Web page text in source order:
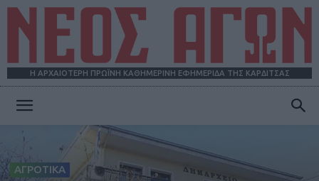
Η ΑΡΧΑΙΟΤΕΡΗ ΠΡΩΪΝΗ ΚΑΘΗΜΕΡΙΝΗ ΕΦΗΜΕΡΙΔΑ ΤΗΣ ΚΑΡΔΙΤΣΑΣ
ΑΓΩΝ
ΑΓΡΟΤΙΚΑ